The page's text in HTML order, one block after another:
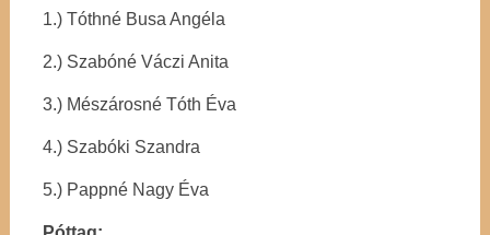
1.) Tóthné Busa Angéla
2.) Szabóné Váczi Anita
3.) Mészárosné Tóth Éva
4.) Szabóki Szandra
5.) Pappné Nagy Éva